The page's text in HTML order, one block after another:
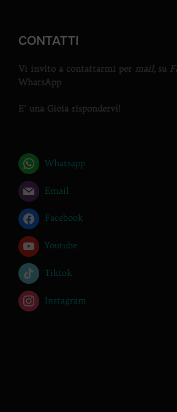
CONTATTI
Vi invito a contattarmi per mail, su
WhatsApp
E’ una Gioia rispondervi!
Whatsapp
Email
Facebook
Youtube
Tiktok
Instagram